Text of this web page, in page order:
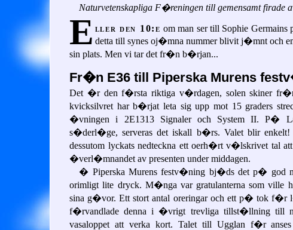
Naturvetenskapliga F�reningen till gemensamt firade
E ller den 10:e om man ser till Sophie Germains
detta till synes oj�mna nummer blivit j�mnt och
sin plats. Men vi tar det fr�n b�rjan...
Fr�n E36 till Piperska Murens
Det �r den f�rsta riktiga v�rdagen, solen skiner
kvicksilvret har b�rjat leta sig upp mot 15 graders
�vningen i 2E1313 Signaler och System II. P�
s�derl�ge, serveras det iskall b�rs. Valet blir
dessutom lyckats nedteckna ett oerh�rt v�lskrivet tal
�verl�mnandet av presenten under middagen.
� Piperska Murens festv�ning bj�ds det p� god
orimligt lite dryck. M�nga var gratulanterna som
sina g�vor. Ett stort antal oreringar och ett p� tok
f�rvandlade denna i �vrigt trevliga tillst�llning
vasaloppet att verka kort. Talet till Ugglan f�r anses